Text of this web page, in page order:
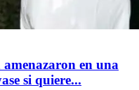
en una
si quiere...